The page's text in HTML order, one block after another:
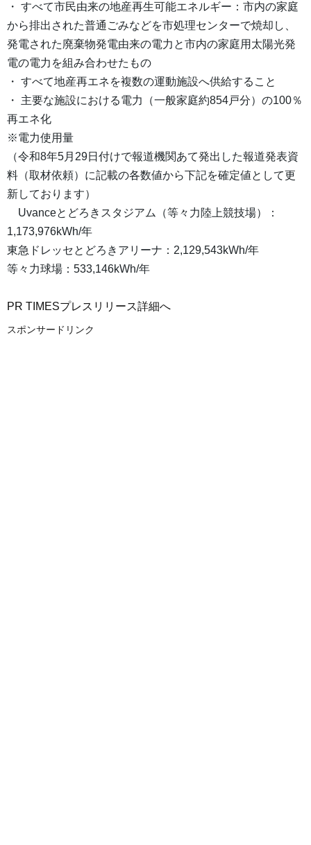
・ すべて市民由来の地産再生可能エネルギー：市内の家庭
から排出された普通ごみなどを市処理センターで焼却し、
発電された廃棄物発電由来の電力と市内の家庭用太陽光発
電の電力を組み合わせたもの
・ すべて地産再エネを複数の運動施設へ供給すること
・ 主要な施設における電力（一般家庭約854戸分）の100％
再エネ化
※電力使用量
（令和8年5月29日付けで報道機関あて発出した報道発表資
料（取材依頼）に記載の各数値から下記を確定値として更
新しております）
Uvanceとどろきスタジアム（等々力陸上競技場）：
1,173,976kWh/年
東急ドレッセとどろきアリーナ：2,129,543kWh/年
等々力球場：533,146kWh/年
PR TIMESプレスリリース詳細へ
スポンサードリンク